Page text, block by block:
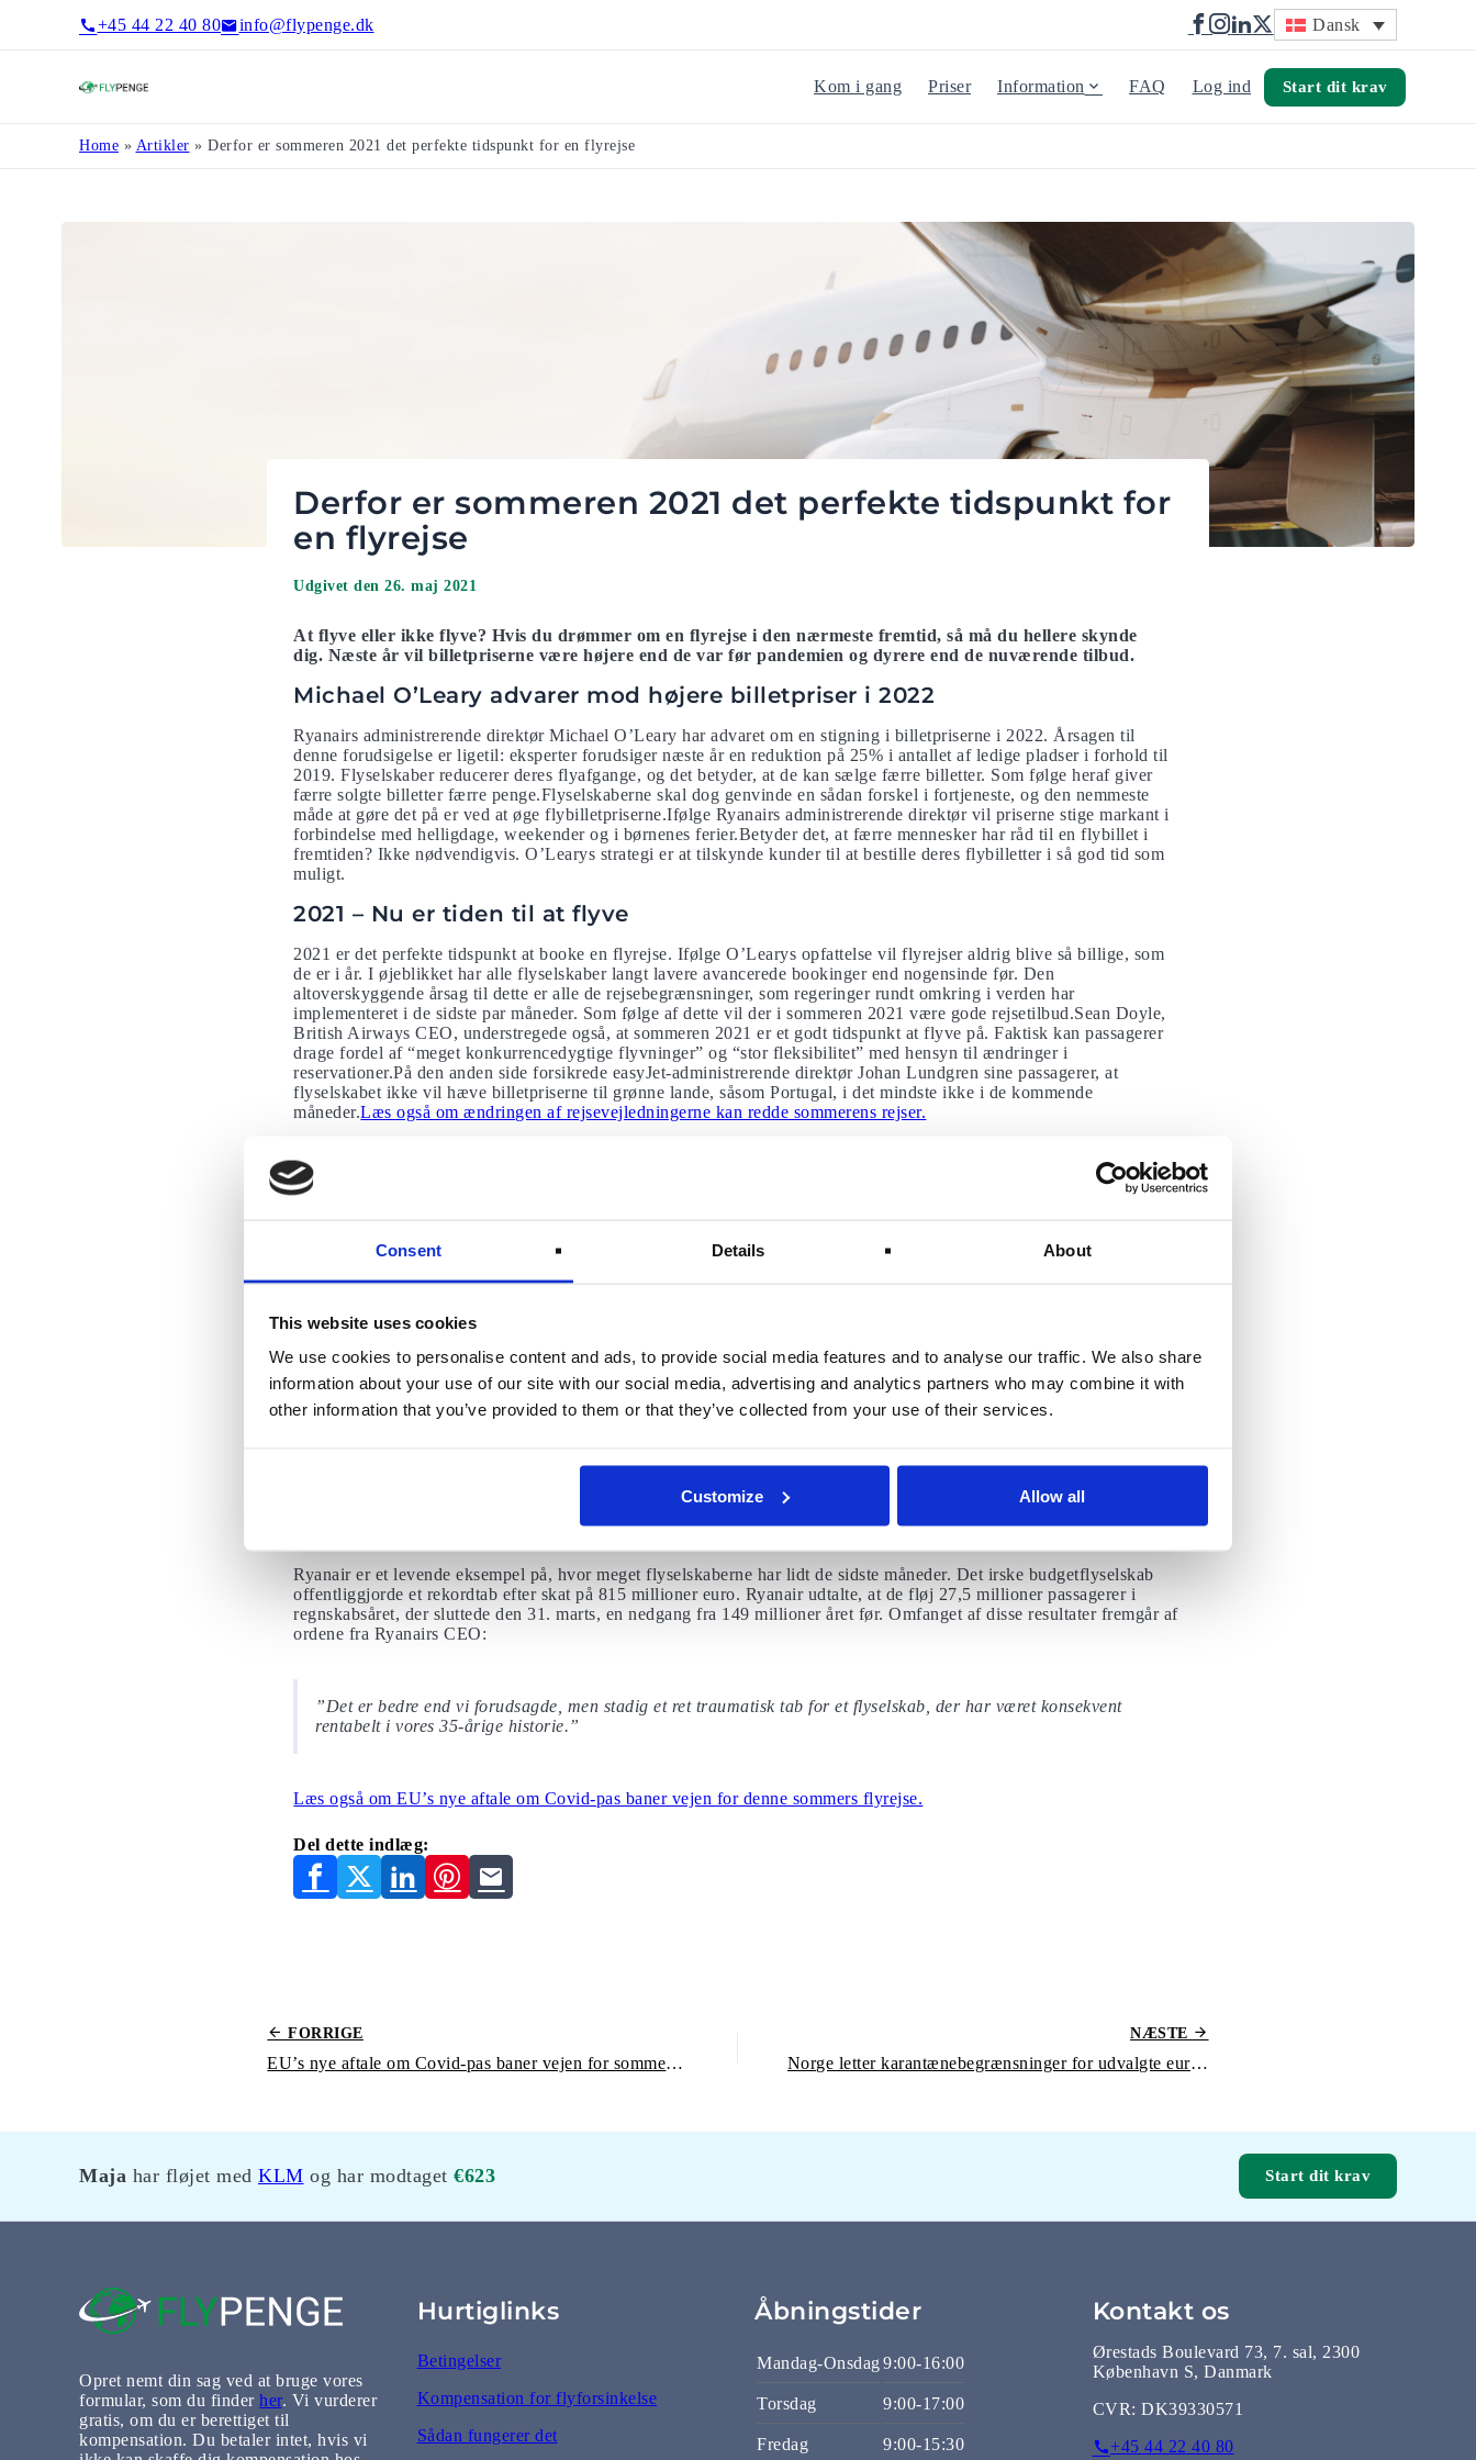
Consent Details About
This website uses cookies
We use cookies to personalise content and ads, to provide social media features and to analyse our traffic. We also share
information about your use of our site with our social media, advertising and analytics partners who may combine it with
other information that you’ve provided to them or that they’ve collected from your use of their services.
Customize Allow all
+45 44 22 40 80 info@flypenge.dk Dansk
Kom i gang Priser Information FAQ Log ind Start dit krav
Home » Artikler » Derfor er sommeren 2021 det perfekte tidspunkt for en flyrejse
Derfor er sommeren 2021 det perfekte tidspunkt for
en flyrejse
Udgivet den 26. maj 2021
At flyve eller ikke flyve? Hvis du drømmer om en flyrejse i den nærmeste fremtid, så må du hellere skynde
dig. Næste år vil billetpriserne være højere end de var før pandemien og dyrere end de nuværende tilbud.
Michael O’Leary advarer mod højere billetpriser i 2022
Ryanairs administrerende direktør Michael O’Leary har advaret om en stigning i billetpriserne i 2022. Årsagen til
denne forudsigelse er ligetil: eksperter forudsiger næste år en reduktion på 25% i antallet af ledige pladser i forhold til
2019. Flyselskaber reducerer deres flyafgange, og det betyder, at de kan sælge færre billetter. Som følge heraf giver
færre solgte billetter færre penge.Flyselskaberne skal dog genvinde en sådan forskel i fortjeneste, og den nemmeste
måde at gøre det på er ved at øge flybilletpriserne.Ifølge Ryanairs administrerende direktør vil priserne stige markant i
forbindelse med helligdage, weekender og i børnenes ferier.Betyder det, at færre mennesker har råd til en flybillet i
fremtiden? Ikke nødvendigvis. O’Learys strategi er at tilskynde kunder til at bestille deres flybilletter i så god tid som
muligt.
2021 – Nu er tiden til at flyve
2021 er det perfekte tidspunkt at booke en flyrejse. Ifølge O’Learys opfattelse vil flyrejser aldrig blive så billige, som
de er i år. I øjeblikket har alle flyselskaber langt lavere avancerede bookinger end nogensinde før. Den
altoverskyggende årsag til dette er alle de rejsebegrænsninger, som regeringer rundt omkring i verden har
implementeret i de sidste par måneder. Som følge af dette vil der i sommeren 2021 være gode rejsetilbud.Sean Doyle,
British Airways CEO, understregede også, at sommeren 2021 er et godt tidspunkt at flyve på. Faktisk kan passagerer
drage fordel af “meget konkurrencedygtige flyvninger” og “stor fleksibilitet” med hensyn til ændringer i
reservationer.På den anden side forsikrede easyJet-administrerende direktør Johan Lundgren sine passagerer, at
flyselskabet ikke vil hæve billetpriserne til grønne lande, såsom Portugal, i det mindste ikke i de kommende
måneder.Læs også om ændringen af rejsevejledningerne kan redde sommerens rejser.
I de sidste par uger har Ryanair oplevet en markant stigning i bookinger: fra et gennemsnit på 500.000 om ugen i april
september, et stærkt opsving mellem oktober og marts, nemlig anden halvdel af Ryanairs regnskabsår.Den britiske
over hele Europa for alvor blive lukket op denne sommer 2021.
Hvis du beslutter dig for at rejse denne sommer, bør du være opmærksom på, at man i andre lande kan indføre
restriktioner for at forhindre og begrænse udbredelse af smitte med coronavirus/COVID-19 med kort varsel.
bør altid følge de lokale myndigheders anvisninger.Du bør desuden downloadeUdenrigsministerietsapp,
vigtig information, hvis der sker en større udvikling i dit opholdsland.
Ryanair er et levende eksempel på, hvor meget flyselskaberne har lidt de sidste måneder. Det irske budgetflyselskab
offentliggjorde et rekordtab efter skat på 815 millioner euro. Ryanair udtalte, at de fløj 27,5 millioner passagerer i
regnskabsåret, der sluttede den 31. marts, en nedgang fra 149 millioner året før. Omfanget af disse resultater fremgår af
ordene fra Ryanairs CEO:
”Det er bedre end vi forudsagde, men stadig et ret traumatisk tab for et flyselskab, der har været konsekvent
rentabelt i vores 35-årige historie.”
Læs også om EU’s nye aftale om Covid-pas baner vejen for denne sommers flyrejse.
Del dette indlæg:
FORRIGE
EU’s nye aftale om Covid-pas baner vejen for sommerrejser
NÆSTE
Norge letter karantænebegrænsninger for udvalgte europæiske lande
Maja har fløjet med KLM og har modtaget €623 Start dit krav
Opret nemt din sag ved at bruge vores
formular, som du finder her. Vi vurderer
gratis, om du er berettiget til
kompensation. Du betaler intet, hvis vi
Hurtiglinks
Betingelser
Kompensation for flyforsinkelse
Sådan fungerer det
Åbningstider
Mandag-Onsdag9:00-16:00
Torsdag 9:00-17:00
Fredag 9:00-15:30
Kontakt os
Ørestads Boulevard 73, 7. sal, 2300
København S, Danmark
CVR: DK39330571
+45 44 22 40 80